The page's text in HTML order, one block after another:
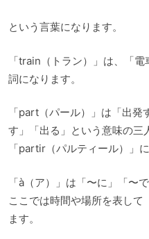
という言葉になります。
「train（トラン）」は、「
詞になります。
「part（パール）」は「出
す」「出る」という意味の三
「partir（パルティール）」に
「à（ア）」は「〜に」「〜
ここでは時間や場所を表し
ます。